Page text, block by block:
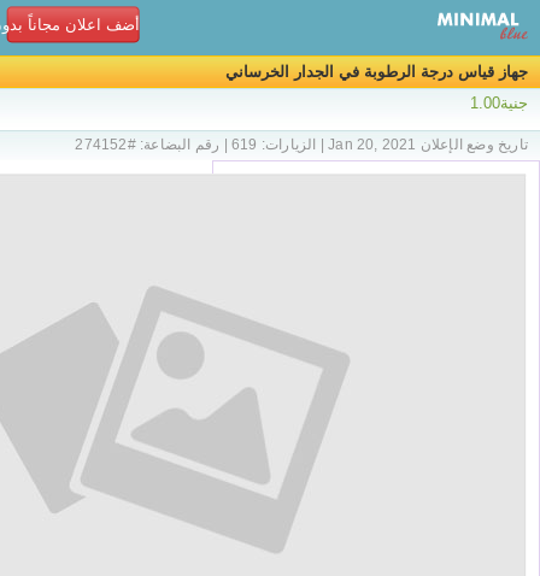
أضف اعلان مجاناً
جهاز قياس درجة الرطوبة في الجدار الخرساني
جنية1.00
تاريخ وضع الإعلان Jan 20, 2021 | الزيارات: 619 | رقم البضاعة: #274152